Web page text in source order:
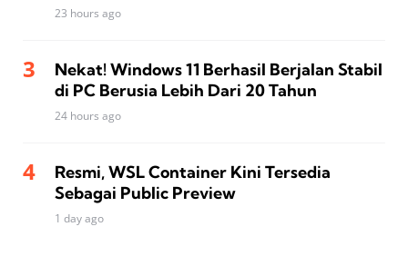
23 hours ago
Nekat! Windows 11 Berhasil Berjalan Stabil
di PC Berusia Lebih Dari 20 Tahun
24 hours ago
Resmi, WSL Container Kini Tersedia
Sebagai Public Preview
1 day ago